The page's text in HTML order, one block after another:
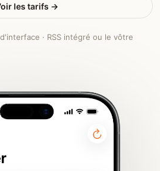
les tarifs →
· RSS intégré ou le vôtre